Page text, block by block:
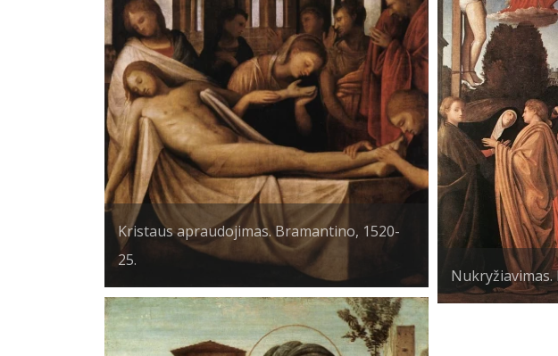
Kristaus apraudojimas. Bramantino, 1520-
25.
Nukryžiavimas.